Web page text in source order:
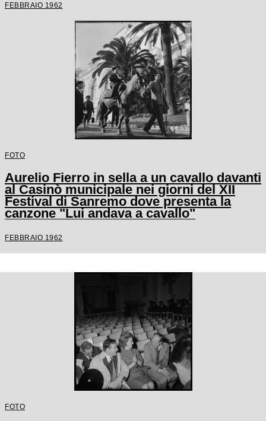
FEBBRAIO 1962
FOTO
Aurelio Fierro in sella a un cavallo davanti
al Casinò municipale nei giorni del XII
Festival di Sanremo dove presenta la
canzone "Lui andava a cavallo"
FEBBRAIO 1962
FOTO